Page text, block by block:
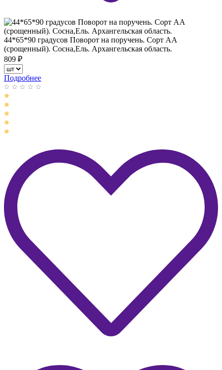
44*65*90 градусов Поворот на поручень. Сорт АА
(срощенный). Сосна,Ель. Архангельская область.
809 ₽
Подробнее